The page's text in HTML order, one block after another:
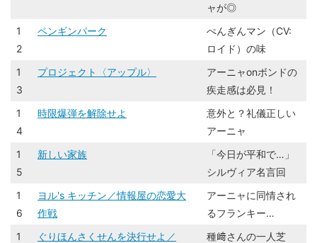
ャが◎
1
2
ペンギンパーク
ぺんぎんマン（CV:
ロイド）の味
1
3
プロジェクト〈アップル〉
アーニャonボンドの
疾走感は必見！
1
4
時限爆弾を解除せよ
意外と？礼儀正しい
アーニャ
1
5
新しい家族
「今日が平和で…」
シルヴィア名言回
1
6
ヨル's キッチン／情報屋の恋愛大
作戦
アーニャに同情され
るフランキー…
1
ぐりほんさくせんを決行せよ／
種﨑さんの一人芝